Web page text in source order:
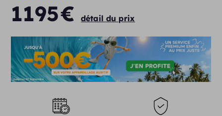
1195€ détail du prix